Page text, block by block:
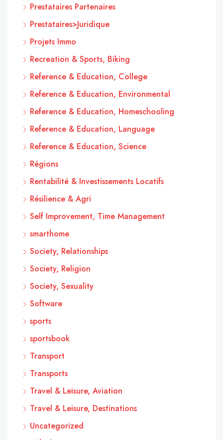
Prestataires Partenaires
Prestataires>Juridique
Projets Immo
Recreation & Sports, Biking
Reference & Education, College
Reference & Education, Environmental
Reference & Education, Homeschooling
Reference & Education, Language
Reference & Education, Science
Régions
Rentabilité & Investissements Locatifs
Résilience & Agri
Self Improvement, Time Management
smarthome
Society, Relationships
Society, Religion
Society, Sexuality
Software
sports
sportsbook
Transport
Transports
Travel & Leisure, Aviation
Travel & Leisure, Destinations
Uncategorized